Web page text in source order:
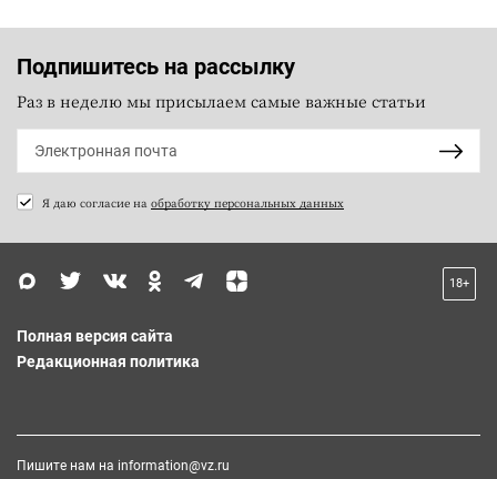
Подпишитесь на рассылку
Раз в неделю мы присылаем самые важные статьи
Я даю согласие на обработку персональных данных
18+
Полная версия сайта
Редакционная политика
Пишите нам на information@vz.ru